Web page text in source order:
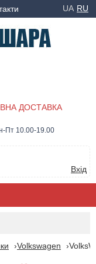
UA RU
ДОСТАВКА
Пт 10.00-19.00
Вхід
Volkswagen